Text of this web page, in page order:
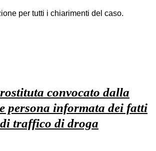
per tutti i chiarimenti del caso.
convocato dalla
persona informata dei fatti
traffico di droga